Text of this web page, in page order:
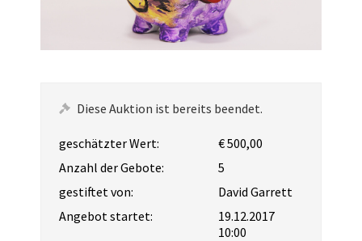
Diese Auktion ist bereits beendet.
geschätzter Wert:
€ 500,00
Anzahl der Gebote:
5
gestiftet von:
David Garrett
Angebot startet:
19.12.2017
10:00